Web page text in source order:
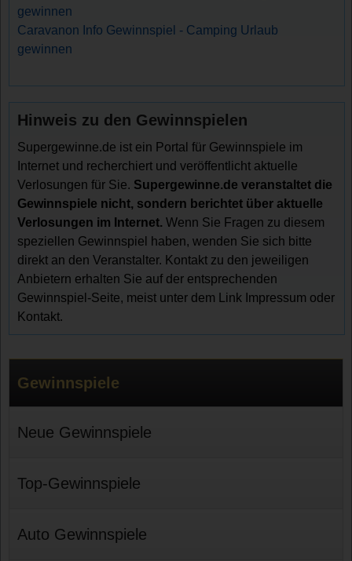
gewinnen
Caravanon Info Gewinnspiel - Camping Urlaub
gewinnen
Hinweis zu den Gewinnspielen
Supergewinne.de ist ein Portal für Gewinnspiele im
Internet und recherchiert und veröffentlicht aktuelle
Verlosungen für Sie. Supergewinne.de veranstaltet die
Gewinnspiele nicht, sondern berichtet über aktuelle
Verlosungen im Internet. Wenn Sie Fragen zu diesem
speziellen Gewinnspiel haben, wenden Sie sich bitte
direkt an den Veranstalter. Kontakt zu den jeweiligen
Anbietern erhalten Sie auf der entsprechenden
Gewinnspiel-Seite, meist unter dem Link Impressum oder
Kontakt.
Gewinnspiele
Neue Gewinnspiele
Top-Gewinnspiele
Auto Gewinnspiele